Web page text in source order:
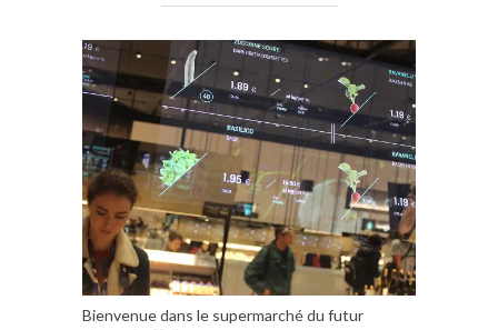
Bienvenue dans le supermarché du futur